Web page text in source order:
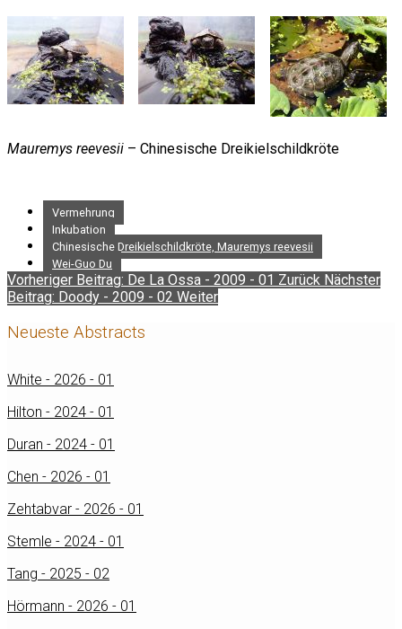
Mauremys reevesii – Chinesische Dreikielschildkröte
Vermehrung
Inkubation
Chinesische Dreikielschildkröte, Mauremys reevesii
Wei-Guo Du
Vorheriger Beitrag: De La Ossa - 2009 - 01 Zurück Nächster
Beitrag: Doody - 2009 - 02 Weiter
Neueste Abstracts
White - 2026 - 01
Hilton - 2024 - 01
Duran - 2024 - 01
Chen - 2026 - 01
Zehtabvar - 2026 - 01
Stemle - 2024 - 01
Tang - 2025 - 02
Hörmann - 2026 - 01